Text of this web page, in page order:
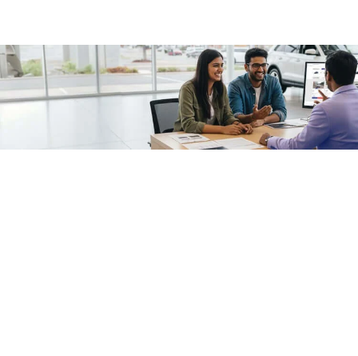
/fragments/plp-details